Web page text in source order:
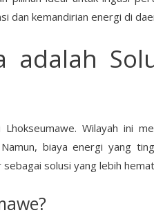
dan kemandirian energi di
adalah
Wilayah ini
biaya energi yang
solusi yang lebih